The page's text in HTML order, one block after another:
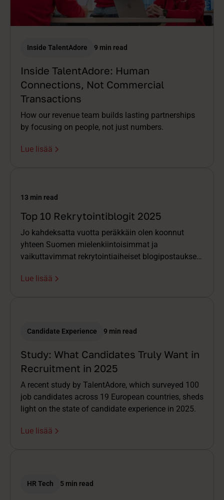
Inside TalentAdore 9 min read
Inside TalentAdore: Human
Connections, Not Commercial
Transactions
How our revenue team builds lasting partnerships
by focusing on people, not just numbers.
Lue lisää
13 min read
Top 10 Rekrytointiblogit 2025
Jo kahdeksatta vuotta peräkkäin olen koonnut
yhteen Suomen mielenkiintoisimmat ja
vaikuttavimmat rekrytointiaiheiset blogipostaukset.
perinne – ja toivottavasti monelle lukijalle odotettu
Lue lisää
Candidate Experience 9 min read
Study: What Candidates Truly Want in
Recruitment in 2025
A recent study by TalentAdore, which surveyed 100
job candidates across 19 European countries, sheds
light on the state of candidate experience in 2025.
Lue lisää
HR Tech 5 min read